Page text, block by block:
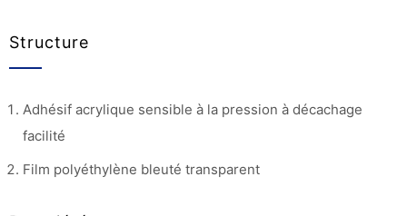
Structure
Adhésif acrylique sensible à la pression à décachage
facilité
Film polyéthylène bleuté transparent